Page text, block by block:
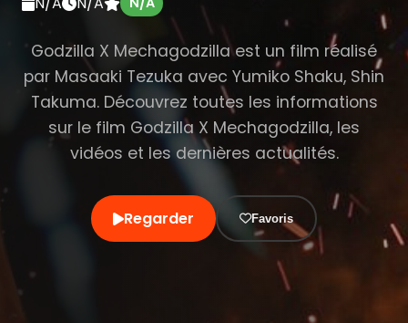
Godzilla X Mechagodzilla est un film réalisé
par Masaaki Tezuka avec Yumiko Shaku, Shin
Takuma. Découvrez toutes les informations
sur le film Godzilla X Mechagodzilla, les
vidéos et les dernières actualités.
Regarder Favoris